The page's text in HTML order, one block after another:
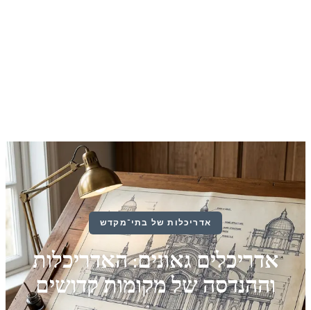
אדריכלות של בתי־מקדש
אדריכלים גאונים: האדריכלות
וההנדסה של מקומות קדושים